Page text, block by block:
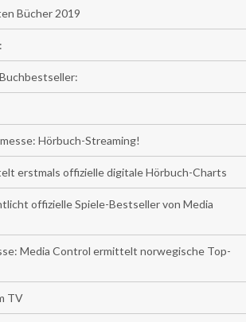
Bücher 2019
Hörbuch-Streaming!
erstmals offizielle digitale Hörbuch-Charts
offizielle Spiele-Bestseller von Media
Media Control ermittelt norwegische Top-
TV